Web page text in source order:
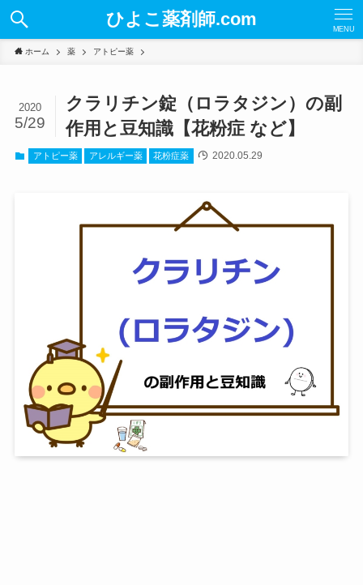
ひよこ薬剤師.com MENU
ホーム 薬 アトピー薬
クラリチン錠（ロラタジン）の副
作用と豆知識【花粉症 など】
2020
5/29
アトピー薬 アレルギー薬 花粉症薬 2020.05.29